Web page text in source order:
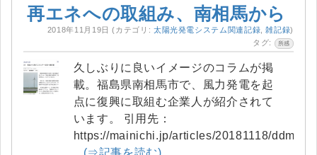
再エネへの取組み、南相馬から
2018年11月19日 (カテゴリ: 太陽光発電システム関連記録 ,雑記録)
タグ:
所感
久しぶりに良いイメージのコラムが掲
載。福島県南相馬市で、風力発電を起
点に復興に取組む企業人が紹介されて
います。 引用先：
https://mainichi.jp/articles/20181118/ddm/
...(⇒記事を読む)